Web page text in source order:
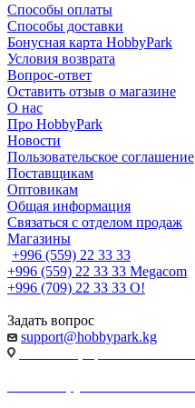
Способы оплаты
Способы доставки
Бонусная карта HobbyPark
Условия возврата
Вопрос-ответ
Оставить отзыв о магазине
О нас
Про HobbyPark
Новости
Пользовательское соглашение
Поставщикам
Оптовикам
Общая информация
Связаться с отделом продаж
Магазины
+996 (559) 22 33 33
+996 (559) 22 33 33 Megacom
+996 (709) 22 33 33 O!
Задать вопрос
support@hobbypark.kg